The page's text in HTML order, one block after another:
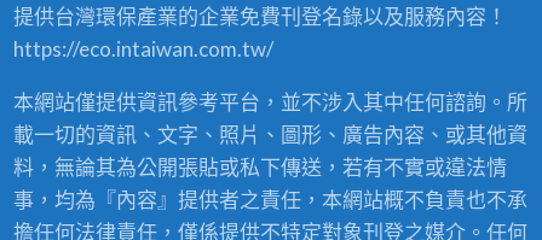
提供台灣環保產業的企業免費刊登名錄以及服務內容！
https://eco.intaiwan.com.tw/
本網站僅提供資訊參考平台，並不涉入其中任何諮詢。所
載一切的資訊、文字、照片、圖形、廣告內容、或其他資
料，無論其為公開張貼或私下傳送，若有不實或違法情
事，均為『內容』提供者之責任，本網站概不負責也不承
擔任何法律責任，僅係提供不特定對象刊登之媒介。任何